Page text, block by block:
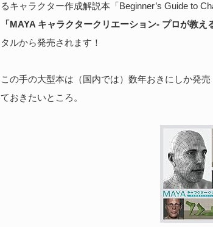
るキャラクター作成解説本「Beginner’s Guide to
「MAYA キャラクタークリエーション- プロが教
タルから発売されます！
この手の大型本は（国内では）数年おきにしか発
ておきたいところ。